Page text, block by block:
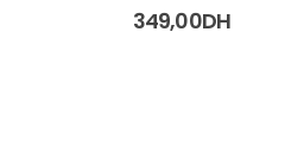
0 sur 5
349,00DH